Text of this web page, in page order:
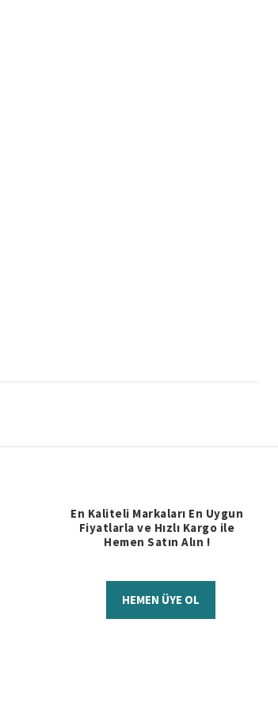
En Kaliteli Markaları En Uygun
Fiyatlarla ve Hızlı Kargo ile
Hemen Satın Alın !
HEMEN ÜYE OL